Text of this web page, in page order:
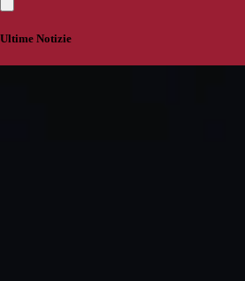
Ultime Notizie